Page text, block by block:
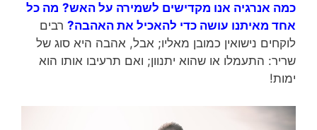
כמה אנרגיה אנו מקדישים לשמירה על האש? מה כל
אחד מאיתנו עושה כדי להאכיל את האהבה? רבים
לוקחים נישואין כמובן מאליו; אבל, אהבה היא סוג של
שריר: התעמלו או שהוא יתנוון; ואם תרעיבו אותו הוא
ימות!